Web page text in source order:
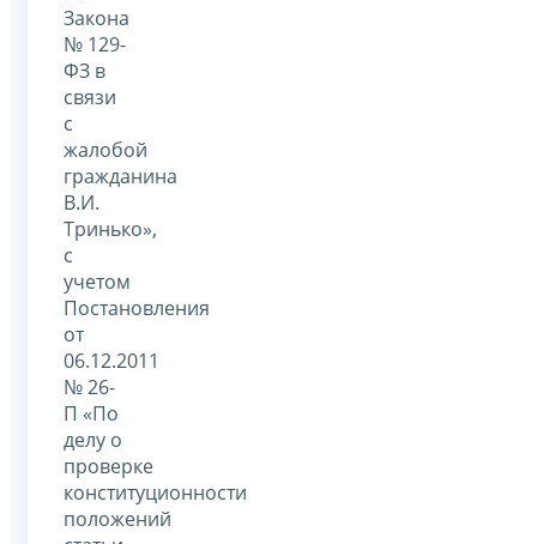
Закона
№ 129-
ФЗ в
связи
с
жалобой
гражданина
В.И.
Тринько»,
с
учетом
Постановления
от
06.12.2011
№ 26-
П «По
делу о
проверке
конституционности
положений